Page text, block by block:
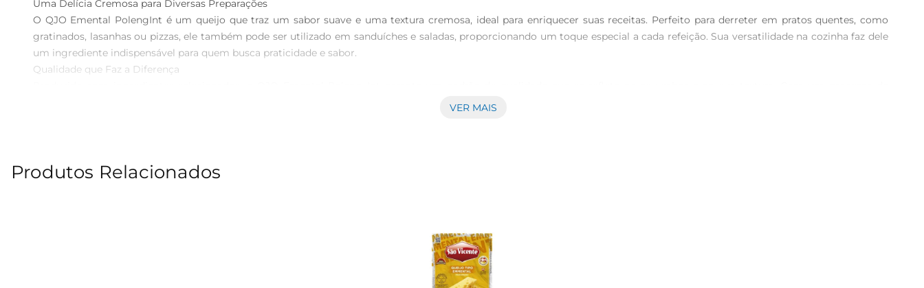
Uma Delícia Cremosa para Diversas Preparações
O QJO Emental PolengInt é um queijo que traz um sabor suave e uma textura cremosa, ideal para enriquecer suas receitas. Perfeito para derreter em pratos quentes, como
gratinados, lasanhas ou pizzas, ele também pode ser utilizado em sanduíches e saladas, proporcionando um toque especial a cada refeição. Sua versatilidade na cozinha faz dele
um ingrediente indispensável para quem busca praticidade e sabor.
Qualidade que Faz a Diferença
fabricação cuidadoso, este queijo é ideal para quem aprecia um produto de excelência. Além disso, ele é uma opção que pode ser facilmente incorporada em diversas dietas,
Também pode ser utilizado em receitas de quiches e tortas salgadas, onde seu derretimento traz uma experiência gastronômica única. Para um lanche rápido, basta adicionar
garantindo sua durabilidade e qualidade. Com um peso ideal para o consumo familiar, ele se torna uma escolha prática para o dia a dia.
VER MAIS
Produtos Relacionados